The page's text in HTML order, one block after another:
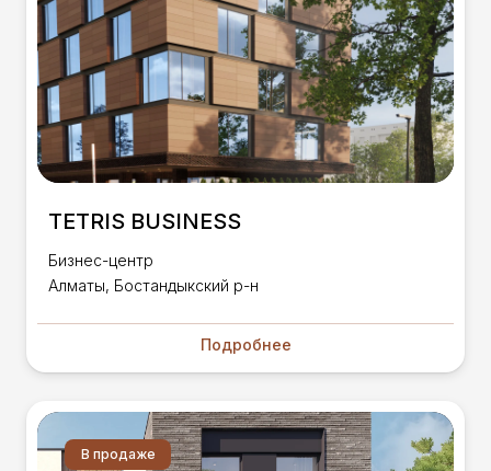
TETRIS BUSINESS
Бизнес-центр
Алматы, Бостандыкский р-н
Подробнее
В продаже